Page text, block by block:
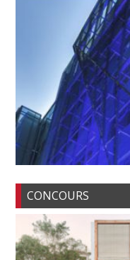
CONCOURS